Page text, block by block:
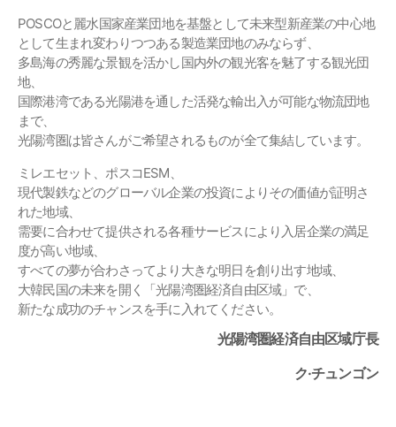
POSCOと麗水国家産業団地を基盤として未来型新産業の中心地
として生まれ変わりつつある製造業団地のみならず、
多島海の秀麗な景観を活かし国内外の観光客を魅了する観光団
地、
国際港湾である光陽港を通した活発な輸出入が可能な物流団地
まで、
光陽湾圏は皆さんがご希望されるものが全て集結しています。
ミレエセット、ポスコESM、
現代製鉄などのグローバル企業の投資によりその価値が証明さ
れた地域、
需要に合わせて提供される各種サービスにより入居企業の満足
度が高い地域、
すべての夢が合わさってより大きな明日を創り出す地域、
大韓民国の未来を開く「光陽湾圏経済自由区域」で、
新たな成功のチャンスを手に入れてください。
光陽湾圏経済自由区域庁長
ク·チュンゴン